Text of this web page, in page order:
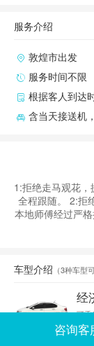
服务介绍
敦煌市出发
服务时间不限
根据客人到达
含当天接送机
1:拒绝走马观花
全程跟随。 2:拒
本地师傅经过严
车型介绍 （3种车型
经
可乘
锋范
费用
咨询客